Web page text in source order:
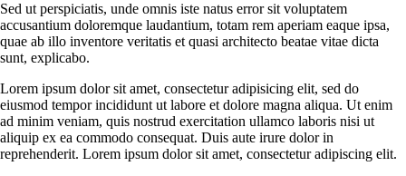
Sed ut perspiciatis, unde omnis iste natus error sit voluptatem
accusantium doloremque laudantium, totam rem aperiam eaque ipsa,
quae ab illo inventore veritatis et quasi architecto beatae vitae dicta
sunt, explicabo.
Lorem ipsum dolor sit amet, consectetur adipisicing elit, sed do
eiusmod tempor incididunt ut labore et dolore magna aliqua. Ut enim
ad minim veniam, quis nostrud exercitation ullamco laboris nisi ut
aliquip ex ea commodo consequat. Duis aute irure dolor in
reprehenderit. Lorem ipsum dolor sit amet, consectetur adipiscing elit.